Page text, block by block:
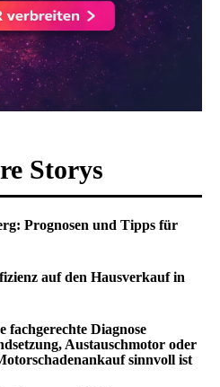
Storys
Prognosen und Tipps für
auf den Hausverkauf in
fachgerechte Diagnose
Austauschmotor oder
sinnvoll ist